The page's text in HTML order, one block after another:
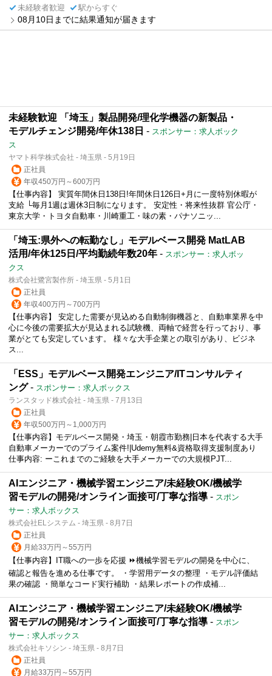
未経験者歓迎
駅からすぐ
08月10日までに結果通知が届きます
未経験歓迎 「埼玉」製品開発/理化学機器の新製品・
モデルチェンジ開発/年休138日 - スポンサー：求人ボック
ス
ヤマト科学株式会社 - 埼玉県 - 5月19日
正社員
年収450万円～600万円
【仕事内容】 実質年間休日138日!年間休日126日+月に一度特別休暇が
支給 └毎月1週は週休3日制になります。 安定性・将来性抜群 官公庁・
東京大学・トヨタ自動車・川崎重工・味の素・パナソニッ...
「埼玉:県外への転勤なし」モデルベース開発 MatLAB
活用/年休125日/平均勤続年数20年 - スポンサー：求人ボッ
クス
株式会社鷺宮製作所 - 埼玉県 - 5月1日
正社員
年収400万円～700万円
【仕事内容】 安定した需要が見込める自動制御機器と、自動車業界を中
心に今後の需要拡大が見込まれる試験機、両軸で経営を行っており、事
業がとても安定しています。 様々な大手企業との取引があり、ビジネ
ス...
「ESS」モデルベース開発エンジニア/ITコンサルティ
ング- スポンサー：求人ボックス
ランスタッド株式会社 - 埼玉県 - 7月13日
正社員
年収500万円～1,000万円
【仕事内容】モデルベース開発・埼玉・朝霞市勤務|日本を代表する大手
自動車メーカーでのプライム案件!|Udemy無料&資格取得支援制度あり
仕事内容: ーこれまでのご経験を大手メーカーでの大規模PJT...
AIエンジニア・機械学習エンジニア/未経験OK/機械学
習モデルの開発/オンライン面接可/丁寧な指導 - スポン
サー：求人ボックス
株式会社ELシステム - 埼玉県 - 8月7日
正社員
月給33万円～55万円
【仕事内容】IT職への一歩を応援 ⏩機械学習モデルの開発を中心に、
確認と報告を進める仕事です。 ・学習用データの整理 ・モデル評価結
果の確認 ・簡単なコード実行補助 ・結果レポートの作成補...
AIエンジニア・機械学習エンジニア/未経験OK/機械学
習モデルの開発/オンライン面接可/丁寧な指導 - スポン
サー：求人ボックス
株式会社キソシン - 埼玉県 - 8月7日
正社員
月給33万円～55万円